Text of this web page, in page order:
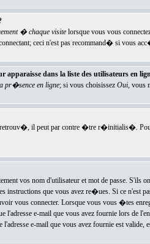
� chaque visitelorsque vous vous
ceci n'est pas recommand� si
dans la liste des utilisateurs en
pr�sence en ligne; si vous choisissez Oui, vous
il peut par contre �tre r�initialis�.
vos nom d'utilisateur et mot de passe.
instructions que vous avez re�ues. Si ce
vous connecter. Lorsque vous vous �tes
e-mail que vous avez fournie lors de
e-mail que vous avez fournie est valide,